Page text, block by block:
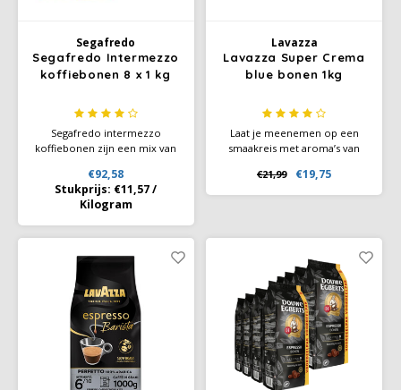
Douwe Egberts
Flaronis - Domino
Gimoka
Swisso Kaffee
Segafredo
Segafredo Intermezzo
koffiebonen 8 x 1 kg
Segafredo intermezzo
koffiebonen zijn een mix van
Brazilië, Costa Rica en
Ivoorkust. Een variëteit aan
aroma's zoals vanille, noten,
karamel en een hint van
sinaasappel bevinden zich
onder de lichte crema van
€92,58
Stukprijs: €11,57/
Kilogram
Lavazza
Lavazza Super Crema
blue bonen 1kg
Laat je meenemen op een
smaakreis met aroma’s van
gedroogd fruit, afgewerkt met
een vleugje chocolade in de
€21,99 €19,75